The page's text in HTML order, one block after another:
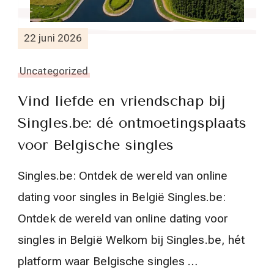
22 juni 2026
Uncategorized
Vind liefde en vriendschap bij
Singles.be: dé ontmoetingsplaats
voor Belgische singles
Singles.be: Ontdek de wereld van online
dating voor singles in België Singles.be:
Ontdek de wereld van online dating voor
singles in België Welkom bij Singles.be, hét
platform waar Belgische singles …